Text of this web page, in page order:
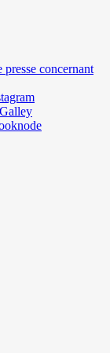
presse concernant